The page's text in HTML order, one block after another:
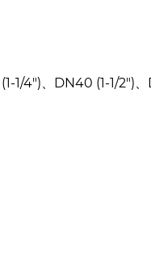
1/4")、DN40 (1-1/2")